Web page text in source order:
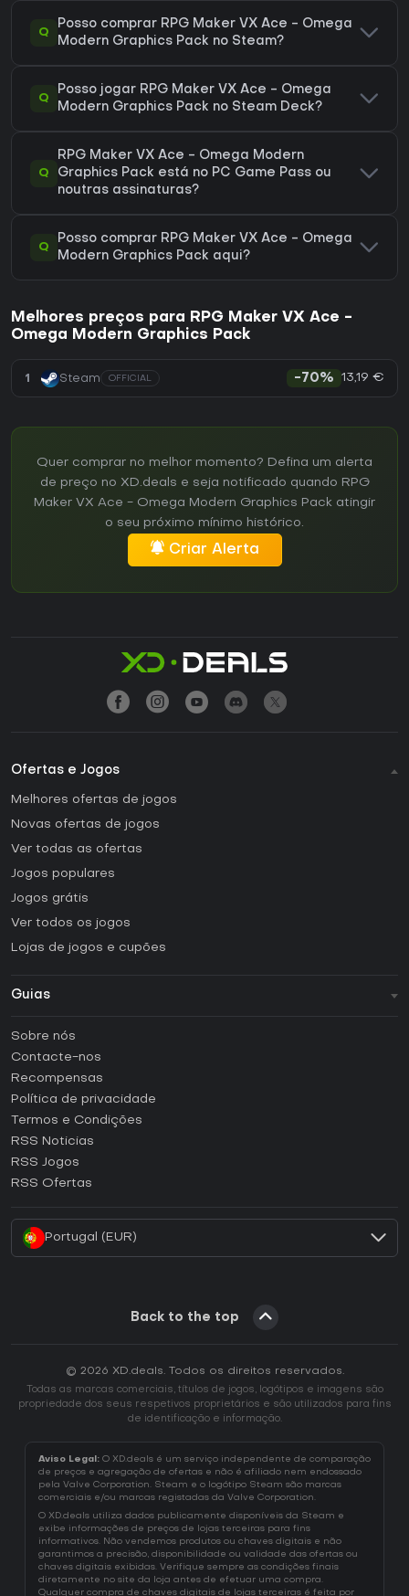
Q
Posso comprar RPG Maker VX Ace - Omega
Modern Graphics Pack no Steam?
Q
Posso jogar RPG Maker VX Ace - Omega
Modern Graphics Pack no Steam Deck?
Q
RPG Maker VX Ace - Omega Modern
Graphics Pack está no PC Game Pass ou
noutras assinaturas?
Q
Posso comprar RPG Maker VX Ace - Omega
Modern Graphics Pack aqui?
Melhores preços para RPG Maker VX Ace -
Omega Modern Graphics Pack
1 Steam OFFICIAL -70% 13,19 €
Quer comprar no melhor momento? Defina um alerta
de preço no XD.deals e seja notificado quando RPG
Maker VX Ace - Omega Modern Graphics Pack atingir
o seu próximo mínimo histórico.
Criar Alerta
Ofertas e Jogos
Melhores ofertas de jogos
Novas ofertas de jogos
Ver todas as ofertas
Jogos populares
Jogos grátis
Ver todos os jogos
Lojas de jogos e cupões
Guias
Como ativar uma CD Key Steam?
Como ativar uma CD Key Epic Games?
Como ativar uma CD Key GOG?
Como ativar uma CD Key Ubisoft Connect?
Sobre nós
Contacte-nos
Recompensas
Política de privacidade
Termos e Condições
RSS Noticias
RSS Jogos
RSS Ofertas
Portugal (EUR)
Back to the top
© 2026 XD.deals. Todos os direitos reservados.
Todas as marcas comerciais, títulos de jogos, logótipos e imagens são
propriedade dos seus respetivos proprietários e são utilizados para fins
de identificação e informação.
Aviso Legal: O XD.deals é um serviço independente de comparação
de preços e agregação de ofertas e não é afiliado nem endossado
pela Valve Corporation. Steam e o logótipo Steam são marcas
comerciais e/ou marcas registadas da Valve Corporation.
O XD.deals utiliza dados publicamente disponíveis da Steam e
exibe informações de preços de lojas terceiras para fins
informativos. Não vendemos produtos ou chaves digitais e não
garantimos a precisão, disponibilidade ou validade das ofertas ou
chaves digitais exibidas. Verifique sempre as condições finais
diretamente no site da loja antes de efetuar uma compra.
Qualquer compra de chaves digitais de lojas terceiras é feita por